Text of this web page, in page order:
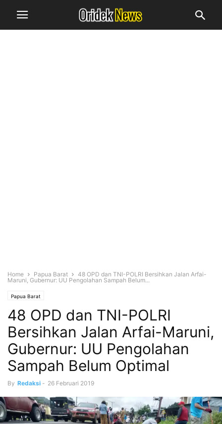
Home Papua Barat
48 OPD dan TNI-POLRI Bersihkan Jalan Arfai-
Maruni, Gubernur: UU Pengolahan Sampah Belum...
Papua Barat
48 OPD dan TNI-POLRI
Bersihkan Jalan Arfai-Maruni,
Gubernur: UU Pengolahan
Sampah Belum Optimal
By Redaksi - 26 Februari 2019